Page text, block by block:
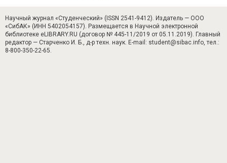
Научный журнал «Студенческий» (ISSN 2541-9412). Издатель — ООО
«СибАК» (ИНН 5402054157). Размещается в Научной электронной
библиотеке eLIBRARY.RU (договор № 445-11/2019 от 05.11.2019). Главный
редактор — Старченко И. Б., д-р техн. наук. E-mail: student@sibac.info, тел.:
8-800-350-22-65.